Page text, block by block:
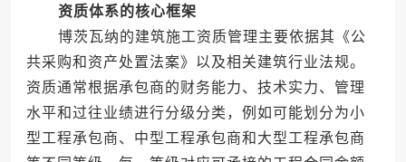
资质体系的核心框架
博茨瓦纳的建筑施工资质管理主要依据其《公
共采购和资产处置法案》以及相关建筑行业法规。
资质通常根据承包商的财务能力、技术实力、管理
水平和过往业绩进行分级分类，例如可能划分为小
型工程承包商、中型工程承包商和大型工程承包商